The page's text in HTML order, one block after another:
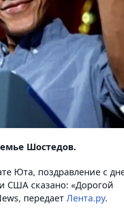
Шостедов.
Юта, поздравление с
США сказано: «Дорогой
передает Лента.ру.